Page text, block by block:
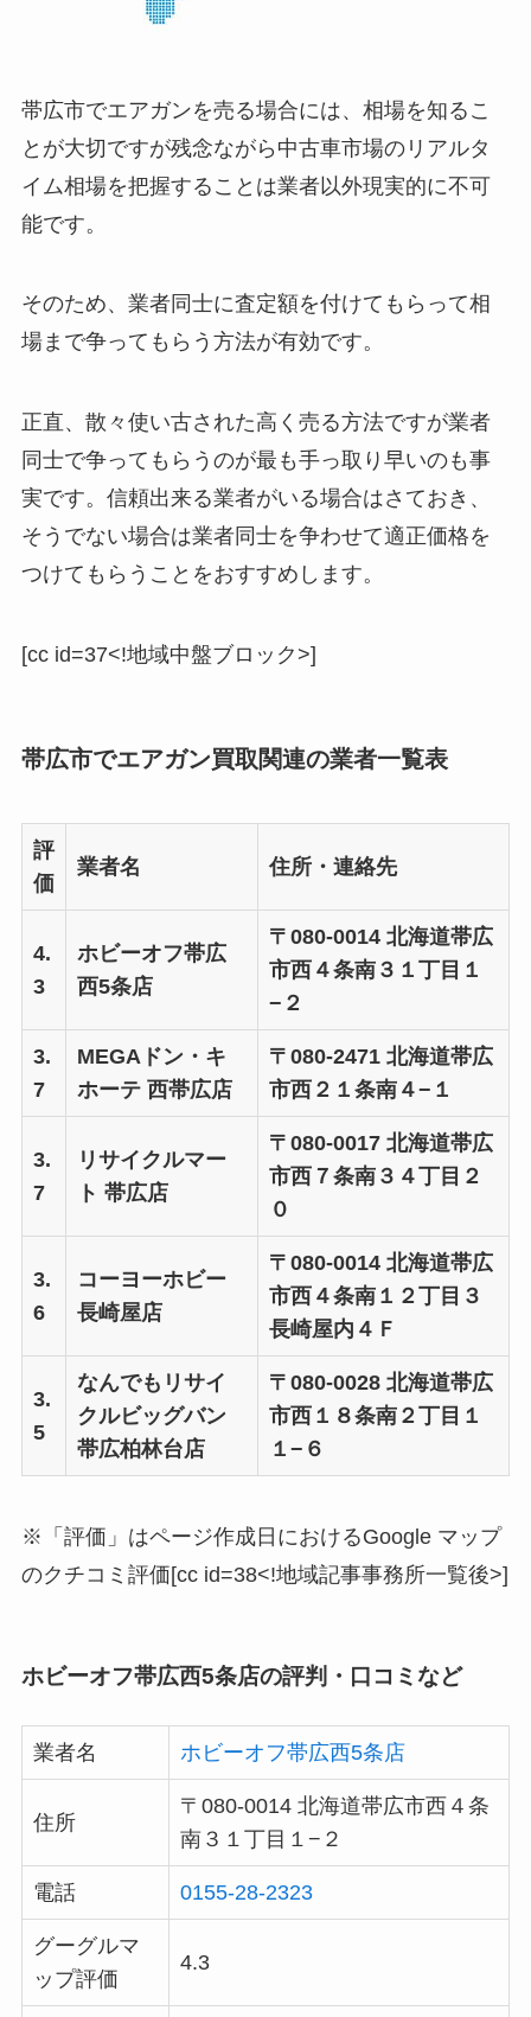
帯広市でエアガンを売る場合には、相場を知るこ
とが大切ですが残念ながら中古車市場のリアルタ
イム相場を把握することは業者以外現実的に不可
能です。
そのため、業者同士に査定額を付けてもらって相
場まで争ってもらう方法が有効です。
正直、散々使い古された高く売る方法ですが業者
同士で争ってもらうのが最も手っ取り早いのも事
実です。信頼出来る業者がいる場合はさておき、
そうでない場合は業者同士を争わせて適正価格を
つけてもらうことをおすすめします。
[cc id=37<!地域中盤ブロック>]
帯広市でエアガン買取関連の業者一覧表
評
価
業者名 住所・連絡先
4.
3
ホビーオフ帯広
西5条店
〒080-0014 北海道帯広
市西４条南３１丁目１
−２
3.
7
MEGAドン・キ
ホーテ 西帯広店
〒080-2471 北海道帯広
市西２１条南４−１
3.
7
リサイクルマー
ト 帯広店
〒080-0017 北海道帯広
市西７条南３４丁目２
０
3.
6
コーヨーホビー
長崎屋店
〒080-0014 北海道帯広
市西４条南１２丁目３
長崎屋内４Ｆ
3.
5
なんでもリサイ
クルビッグバン
帯広柏林台店
〒080-0028 北海道帯広
市西１８条南２丁目１
１−６
※「評価」はページ作成日におけるGoogle マップ
のクチコミ評価[cc id=38<!地域記事事務所一覧後>]
ホビーオフ帯広西5条店の評判・口コミなど
業者名 ホビーオフ帯広西5条店
住所
〒080-0014 北海道帯広市西４条
南３１丁目１−２
電話 0155-28-2323
グーグルマ
ップ評価
4.3